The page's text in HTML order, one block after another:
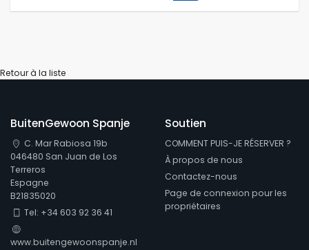
Retour à la liste
BuitenGewoon Spanje
C. Mar Rabiosa 19b
046480 San Juan de Los
Terreros
Espagne
B21835020
Tel: +34 603 92 36 41
www.buitengewoonspanje.nl
Soutien
COMMENT PUIS-JE RÉSERVER ?
À propos de nous
Contactez-nous
Page de connexion pour les
propriétaires